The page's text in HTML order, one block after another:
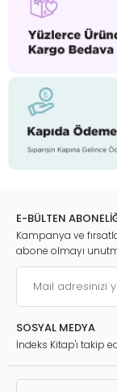
E-BÜLTEN
Kampanya ve
abone olmayı
SOSYAL MEDYA
İndeks Kitap'ı takip